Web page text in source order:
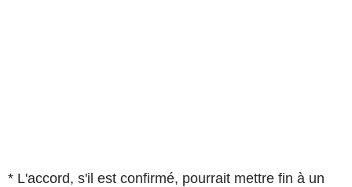
* L'accord, s'il est confirmé, pourrait mettre fin à un